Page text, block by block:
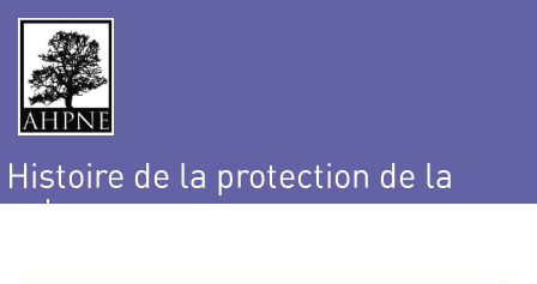
Histoire de la protection de la
nature